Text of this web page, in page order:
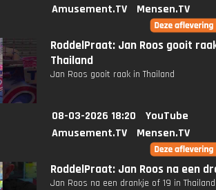
Amusement.TV
Mensen.TV
RoddelPraat: Jan Roos gooit
Thailand
Jan Roos gooit raak in Thailand
08-03-2026 18:20
YouTube
Amusement.TV
Mensen.TV
RoddelPraat: Jan Roos na een
Jan Roos na een drankje of 19 in Thailand